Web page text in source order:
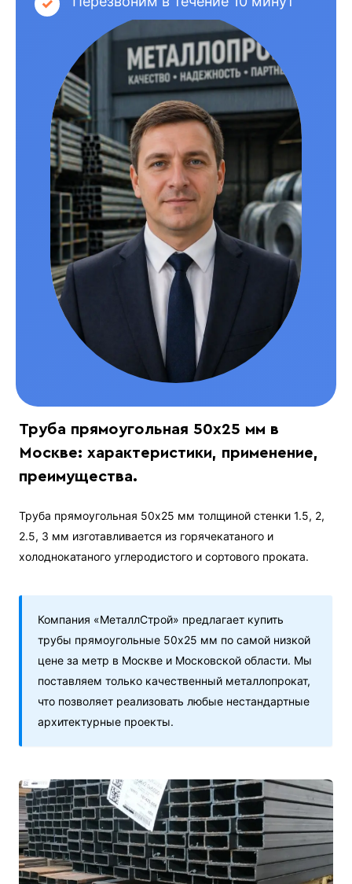
Труба прямоугольная 50х25 мм в
Москве: характеристики, применение,
преимущества.
Труба прямоугольная 50х25 мм толщиной стенки 1.5, 2,
2.5, 3 мм изготавливается из горячекатаного и
холоднокатаного углеродистого и сортового проката.
Компания «МеталлСтрой» предлагает купить
трубы прямоугольные 50х25 мм по самой низкой
цене за метр в Москве и Московской области. Мы
поставляем только качественный металлопрокат,
что позволяет реализовать любые нестандартные
архитектурные проекты.